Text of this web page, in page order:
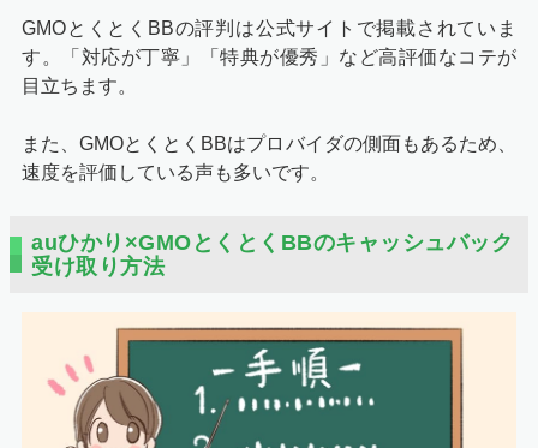
GMOとくとくBBの評判は公式サイトで掲載されていま
す。「対応が丁寧」「特典が優秀」など高評価なコテが
目立ちます。
また、GMOとくとくBBはプロバイダの側面もあるため、
速度を評価している声も多いです。
auひかり×GMOとくとくBBのキャッシュバック
受け取り方法